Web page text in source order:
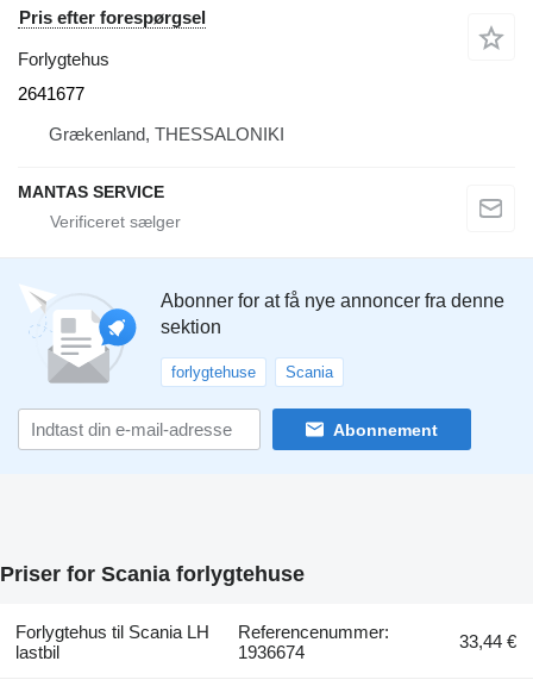
Pris efter forespørgsel
Forlygtehus
2641677
Grækenland, THESSALONIKI
MANTAS SERVICE
Abonner for at få nye annoncer fra denne
sektion
forlygtehuse Scania
Abonnement
Priser for Scania forlygtehuse
Forlygtehus til Scania LH
lastbil
Referencenummer:
1936674
33,44 €